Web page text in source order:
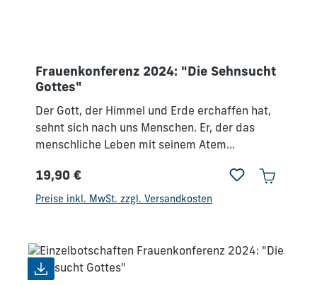
Frauenkonferenz 2024: "Die Sehnsucht
Gottes"
Der Gott, der Himmel und Erde erchaffen hat,
sehnt sich nach uns Menschen. Er, der das
menschliche Leben mit seinem Atem
durch sein Wort zu verändern, sagt:"Ich selbst
werde in meinem Heiligtum unter euch wohnen
und ihr sollt mein Volk sein." (3.Mo 26, 11-12 -
Hfa). Gottes Herz schlägt für uns Menschen.In
den Tagen der Konferenz wollen wir das Leben
Regulärer Preis:
19,90 €
Preise inkl. MwSt. zzgl. Versandkosten